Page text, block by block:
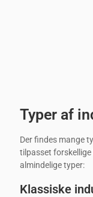
Typer af
Der findes mange
tilpasset forskellige
almindelige typer:
Klassiske